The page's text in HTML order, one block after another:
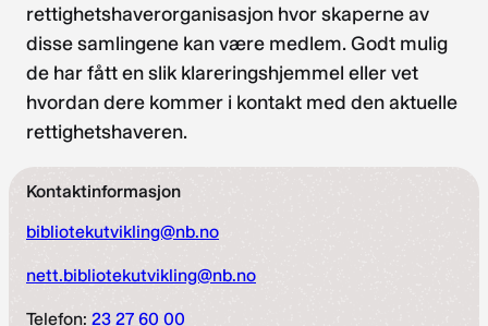
rettighetshaverorganisasjon hvor skaperne av
disse samlingene kan være medlem. Godt mulig
de har fått en slik klareringshjemmel eller vet
hvordan dere kommer i kontakt med den aktuelle
rettighetshaveren.
Kontaktinformasjon
bibliotekutvikling@nb.no
nett.bibliotekutvikling@nb.no
Telefon: 23 27 60 00